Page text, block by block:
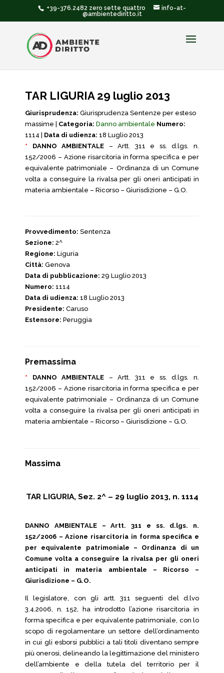
+39-376.2482 zero sette quattro
info-at-
@ambientediritto.it
TAR LIGURIA 29 luglio 2013
Giurisprudenza: Giurisprudenza Sentenze per esteso
massime | Categoria: Danno ambientale Numero:
1114 | Data di udienza: 18 Luglio 2013
* DANNO AMBIENTALE – Artt. 311 e ss. d.lgs. n.
152/2006 – Azione risarcitoria in forma specifica e per
equivalente patrimoniale – Ordinanza di un Comune
volta a conseguire la rivalsa per gli oneri anticipati in
materia ambientale – Ricorso – Giurisdizione – G.O.
Provvedimento: Sentenza
Sezione: 2^
Regione: Liguria
Città: Genova
Data di pubblicazione: 29 Luglio 2013
Numero: 1114
Data di udienza: 18 Luglio 2013
Presidente: Caruso
Estensore: Peruggia
Premassima
* DANNO AMBIENTALE – Artt. 311 e ss. d.lgs. n.
152/2006 – Azione risarcitoria in forma specifica e per
equivalente patrimoniale – Ordinanza di un Comune
volta a conseguire la rivalsa per gli oneri anticipati in
materia ambientale – Ricorso – Giurisdizione – G.O.
Massima
TAR LIGURIA, Sez. 2^ – 29 luglio 2013, n. 1114
DANNO AMBIENTALE – Artt. 311 e ss. d.lgs. n.
152/2006 – Azione risarcitoria in forma specifica e
per equivalente patrimoniale – Ordinanza di un
Comune volta a conseguire la rivalsa per gli oneri
anticipati in materia ambientale – Ricorso –
Giurisdizione – G.O.
Il legislatore, con gli artt. 311 seguenti del d.lvo
3.4.2006, n. 152, ha introdotto l’azione risarcitoria in
forma specifica e per equivalente patrimoniale, con lo
scopo di regolamentare un settore dell’ordinamento
in cui gli esborsi pubblici a tali titoli diventano sempre
più onerosi, delineando la legittimazione del ministero
dell’ambiente e della tutela del territorio per il